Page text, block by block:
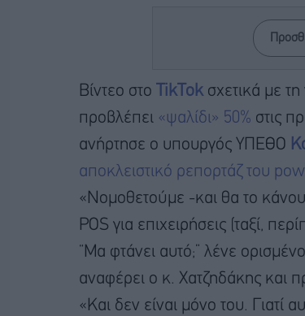
Βίντεο στο TikTok σχετικά με
προβλέπει «ψαλίδι» 50% στις
ανήρτησε ο υπουργός ΥΠΕΘΟ
αποκλειστικό ρεπορτάζ του
«Νομοθετούμε -και θα το
POS για επιχειρήσεις (ταξί,
“Μα φτάνει αυτό;” λένε
αναφέρει ο κ. Χατζηδάκης και
«Και δεν είναι μόνο του. Γιατί